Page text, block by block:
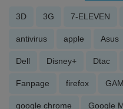
3D 3G 7-ELEVEN
antivirus apple Asus
Dell Disney+ Dtac
Fanpage firefox
google chrome Google